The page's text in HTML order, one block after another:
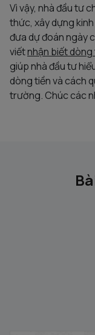
Vì vậy, nhà đầu tư
thức, xây dựng
đưa dự đoán ngày
viếtnhận biết
giúp nhà đầu tư
dòng tiền và cách
trường. Chúc các